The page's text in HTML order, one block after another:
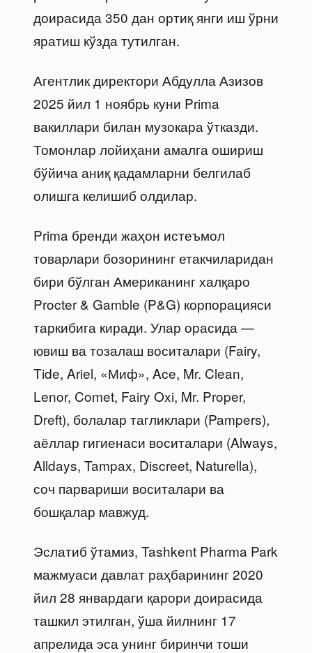
доирасида 350 дан ортиқ янги иш ўрни
яратиш кўзда тутилган.
Агентлик директори Абдулла Азизов
2025 йил 1 ноябрь куни Prima
вакиллари билан музокара ўтказди.
Томонлар лойиҳани амалга ошириш
бўйича аниқ қадамларни белгилаб
олишга келишиб олдилар.
Prima бренди жаҳон истеъмол
товарлари бозорининг етакчиларидан
бири бўлган Американинг халқаро
Procter & Gamble (P&G) корпорацияси
таркибига киради. Улар орасида —
ювиш ва тозалаш воситалари (Fairy,
Tide, Ariel, «Миф», Ace, Mr. Clean,
Lenor, Comet, Fairy Oxi, Mr. Proper,
Dreft), болалар тагликлари (Pampers),
аёллар гигиенаси воситалари (Always,
Alldays, Tampax, Discreet, Naturella),
соч парвариши воситалари ва
бошқалар мавжуд.
Эслатиб ўтамиз, Tashkent Pharma Park
мажмуаси давлат раҳбарининг 2020
йил 28 январдаги қарори доирасида
ташкил этилган, ўша йилнинг 17
апрелида эса унинг биринчи тоши